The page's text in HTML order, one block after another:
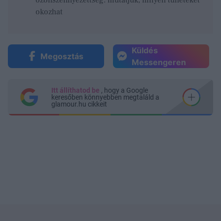
okozhat
Megosztás
Küldés
Messengeren
Itt állíthatod be , hogy a Google
keresőben könnyebben megtaláld a
glamour.hu cikkeit